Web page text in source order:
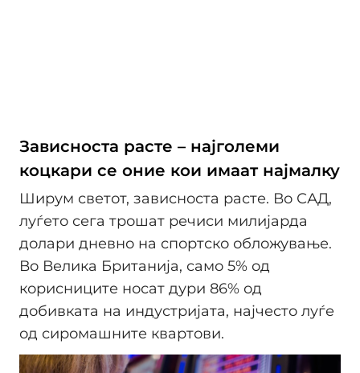
Зависноста расте – најголеми
коцкари се оние кои имаат најмалку
Ширум светот, зависноста расте. Во САД,
луѓето сега трошат речиси милијарда
долари дневно на спортско обложување.
Во Велика Британија, само 5% од
корисниците носат дури 86% од
добивката на индустријата, најчесто луѓе
од сиромашните квартови.